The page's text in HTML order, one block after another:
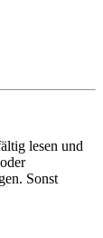
lesen und
Sonst